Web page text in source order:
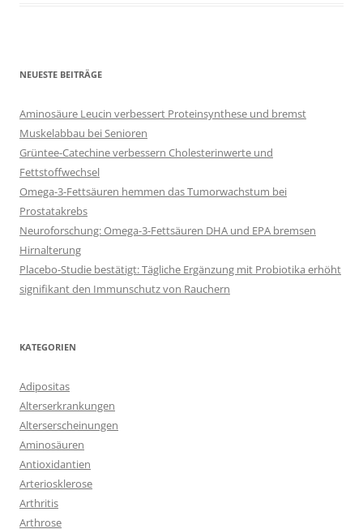
NEUESTE BEITRÄGE
Aminosäure Leucin verbessert Proteinsynthese und bremst
Muskelabbau bei Senioren
Grüntee-Catechine verbessern Cholesterinwerte und
Fettstoffwechsel
Omega-3-Fettsäuren hemmen das Tumorwachstum bei
Prostatakrebs
Neuroforschung: Omega-3-Fettsäuren DHA und EPA bremsen
Hirnalterung
Placebo-Studie bestätigt: Tägliche Ergänzung mit Probiotika erhöht
signifikant den Immunschutz von Rauchern
KATEGORIEN
Adipositas
Alterserkrankungen
Alterserscheinungen
Aminosäuren
Antioxidantien
Arteriosklerose
Arthritis
Arthrose